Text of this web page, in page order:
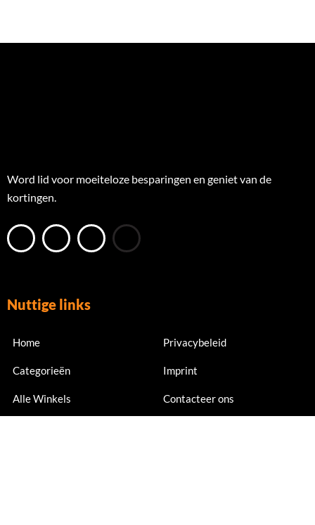
Word lid voor moeiteloze besparingen en geniet van de
kortingen.
Nuttige links
Home
Categorieën
Alle Winkels
Privacybeleid
Imprint
Contacteer ons